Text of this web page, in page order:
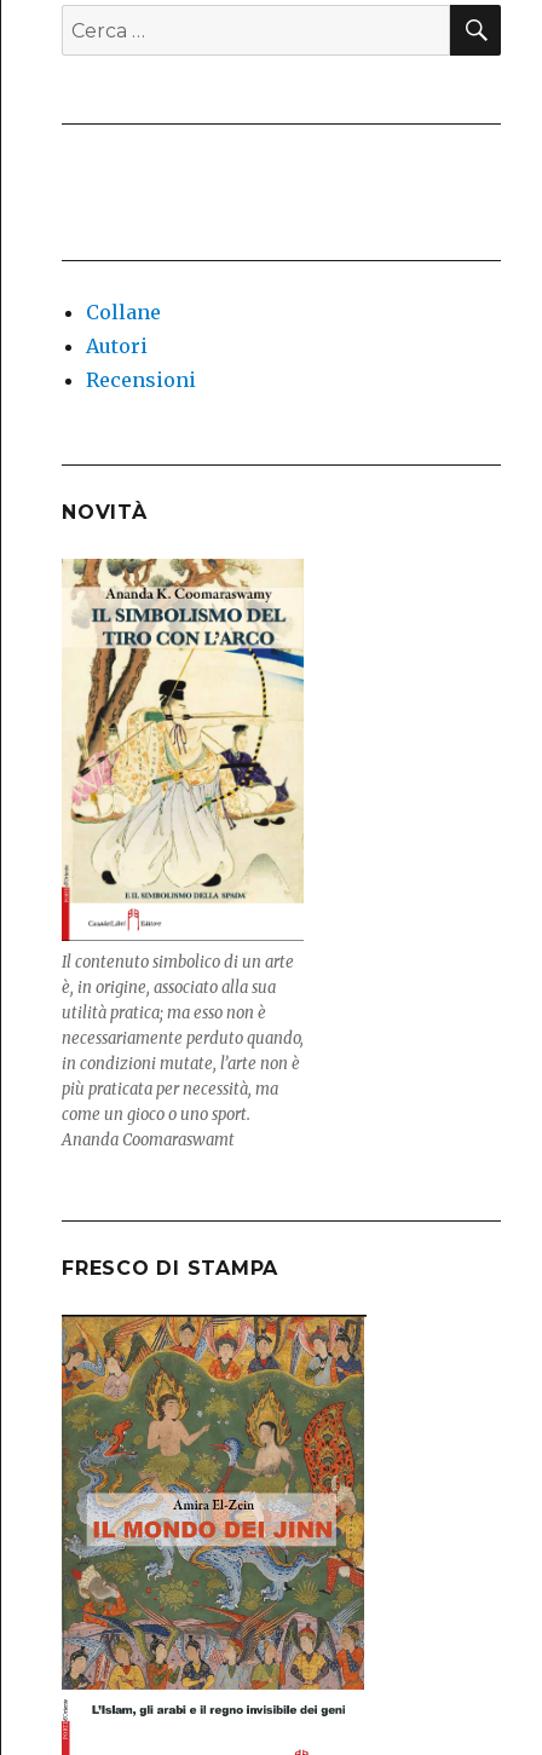
Cerca:
Collane
Autori
Recensioni
NOVITÀ
Il contenuto simbolico di un arte
è, in origine, associato alla sua
utilità pratica; ma esso non è
necessariamente perduto quando,
in condizioni mutate, l’arte non è
più praticata per necessità, ma
come un gioco o uno sport.
Ananda Coomaraswamt
FRESCO DI STAMPA